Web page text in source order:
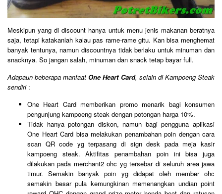
Meskipun yang di discount hanya untuk menu jenis makanan beratnya
saja, tetapi katakanlah kalau pas rame-rame gitu. Kan bisa menghemat
banyak tentunya, namun discountnya tidak berlaku untuk minuman dan
snacknya. So jangan salah, minuman dan snack tetap bayar full.
Adapaun beberapa manfaat One Heart Card, selain di Kampoeng Steak
sendiri:
One Heart Card memberikan promo menarik bagi konsumen
pengunjung kampoeng steak dengan potongan harga 10%.
Tidak hanya potongan diskon, namun bagi pengguna aplikasi
One Heart Card bisa melakukan penambahan poin dengan cara
scan QR code yg terpasang di sign desk pada meja kasir
kampoeng steak. Aktifitas penambahan poin ini bisa juga
dilakukan pada merchant2 ohc yg tersebar di seluruh area jawa
timur. Semakin banyak poin yg didapat oleh member ohc
semakin besar pula kemungkinan memenangkan undian point